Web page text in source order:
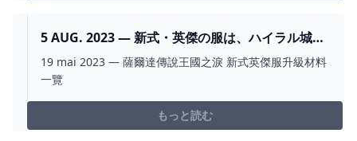
5 AUG. 2023 — 新式・英傑の服は、ハイラル城1F
の本丸で入手できます。 2024
19 mai 2023 — 薩爾達傳說王國之淚 新式英傑服升級材料
一覽
もっと読む